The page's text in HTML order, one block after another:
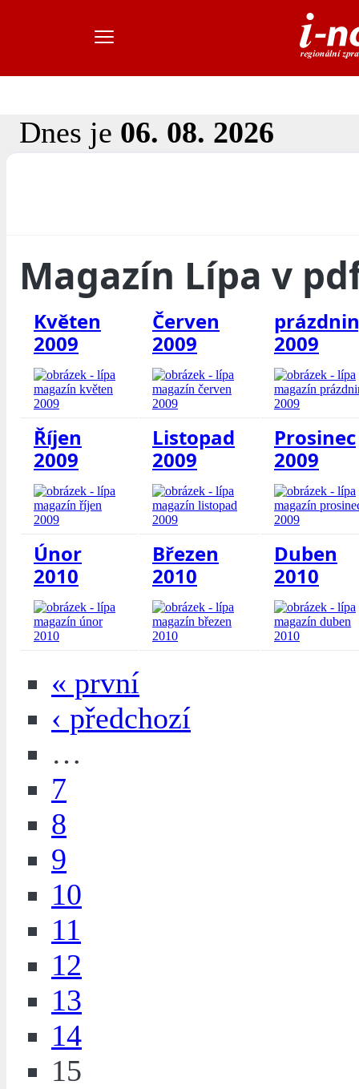
Dnes je 06. 08. 2026
Magazín Lípa v
Květen
2009
Červen
2009
2009
Říjen
2009
Listopad
2009
Prosinec
2009
Únor
2010
Březen
2010
Duben
2010
« první
‹ předchozí
…
7
8
9
10
11
12
13
14
15